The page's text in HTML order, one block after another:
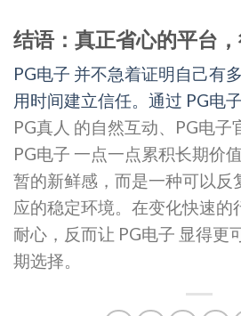
结语：真正省心的平台
PG电子 并不急着证明自己有
用时间建立信任。通过 PG电
PG真人 的自然互动、PG电子
PG电子 一点一点累积长期价
暂的新鲜感，而是一种可以反
应的稳定环境。在变化快速的
耐心，反而让 PG电子 显得更
期选择。